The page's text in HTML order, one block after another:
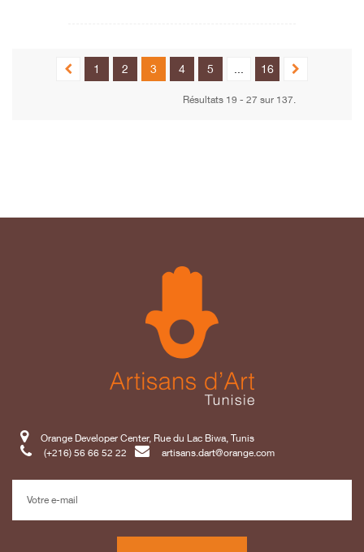
1 2 3 4 5 16
Résultats 19 - 27 sur 137.
Orange Developer Center, Rue du Lac Biwa, Tunis
(+216) 56 66 52 22
artisans.dart@orange.com